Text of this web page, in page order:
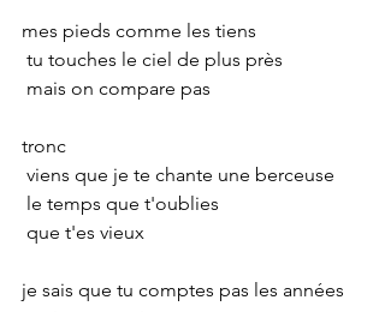
mes pieds comme les tiens
tu touches le ciel de plus près
mais on compare pas
tronc
viens que je te chante une berceuse
le temps que t'oublies
que t'es vieux
je sais que tu comptes pas les années